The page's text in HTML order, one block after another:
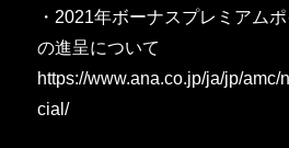
・2021年ボーナスプレミアム
の進呈について
https://www.ana.co.jp/ja/jp/
cial/